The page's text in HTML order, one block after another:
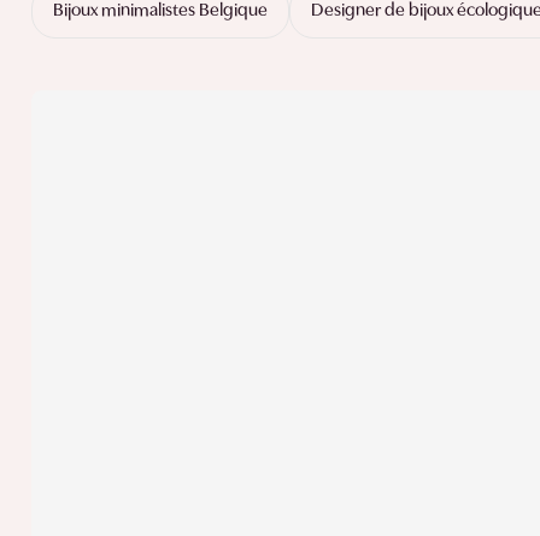
Bijoux minimalistes Belgique Designer de bijoux